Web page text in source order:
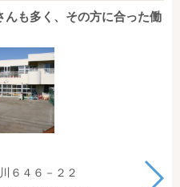
も多く、その方に合った働
６４６－２２